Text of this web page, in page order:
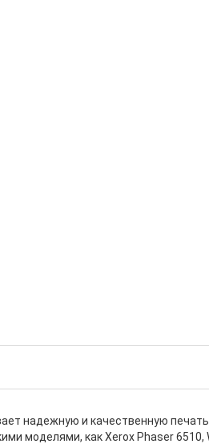
надежную и качественную
моделями, как Xerox Phaser 6510,